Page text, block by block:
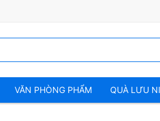
VĂN PHÒNG PHẨM QUÀ LƯU